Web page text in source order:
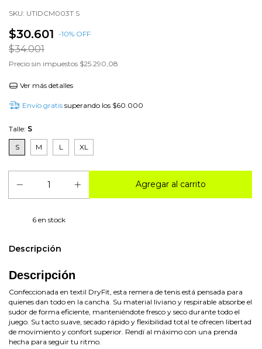
SKU: UTIDCM003T S
$30.601 -10% OFF
$34.001
Precio sin impuestos $25.290,08
Ver más detalles
Envío gratis superando los $60.000
Talle: S
S M L XL
6 en stock
Descripción
Descripción
Confeccionada en textil DryFit, esta remera de tenis está pensada para
quienes dan todo en la cancha. Su material liviano y respirable absorbe el
sudor de forma eficiente, manteniéndote fresco y seco durante todo el
juego. Su tacto suave, secado rápido y flexibilidad total te ofrecen libertad
de movimiento y confort superior. Rendí al máximo con una prenda
hecha para seguir tu ritmo.